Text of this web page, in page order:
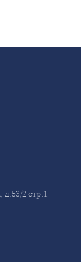
2 стр.1